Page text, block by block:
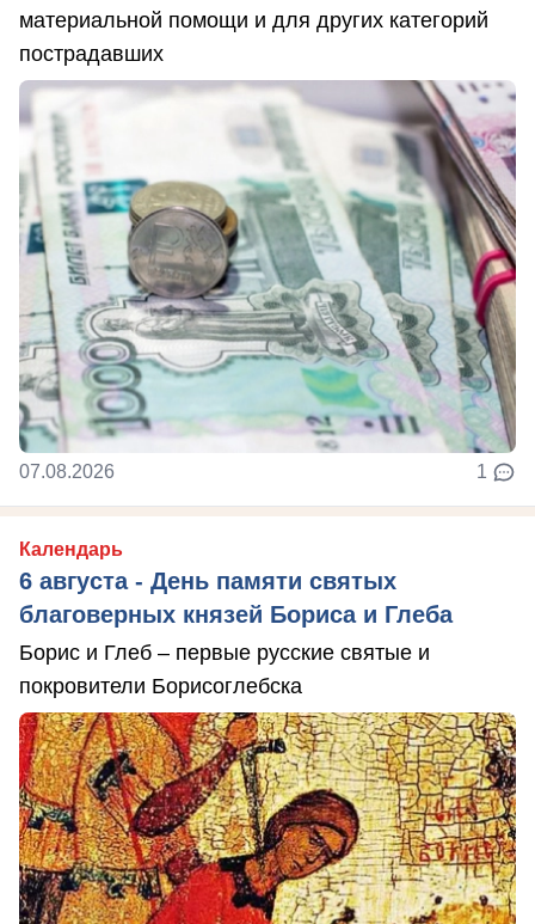
материальной помощи и для других категорий
пострадавших
07.08.2026 1
Календарь
6 августа - День памяти святых
благоверных князей Бориса и Глеба
Борис и Глеб – первые русские святые и
покровители Борисоглебска